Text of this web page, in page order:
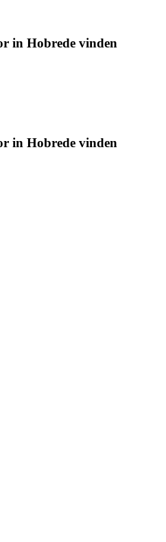
in Hobrede vinden
in Hobrede vinden